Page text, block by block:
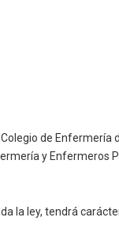
de Enfermería
y Enfermeros
la ley, tendrá